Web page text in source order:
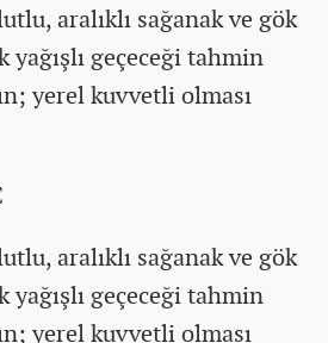
aralıklı sağanak ve gök
geçeceği tahmin
yerel kuvvetli olması
aralıklı sağanak ve gök
geçeceği tahmin
yerel kuvvetli olması